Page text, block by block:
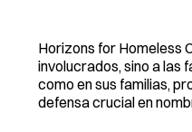
Horizons for Homeless
involucrados, sino a las
como en sus familias,
defensa crucial en